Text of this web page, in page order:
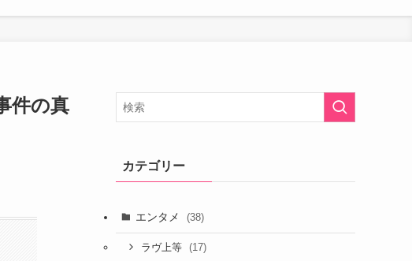
件の真
カテゴリー
エンタメ (38)
ラヴ上等 (17)